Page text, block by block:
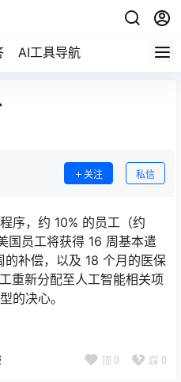
AI工具导航
关注 私信
序，约 10% 的员工（约
员工将获得 16 周基本遣
补偿，以及 18 个月的医保
重新分配至人工智能相关项
的决心。
顶 0 踩 0